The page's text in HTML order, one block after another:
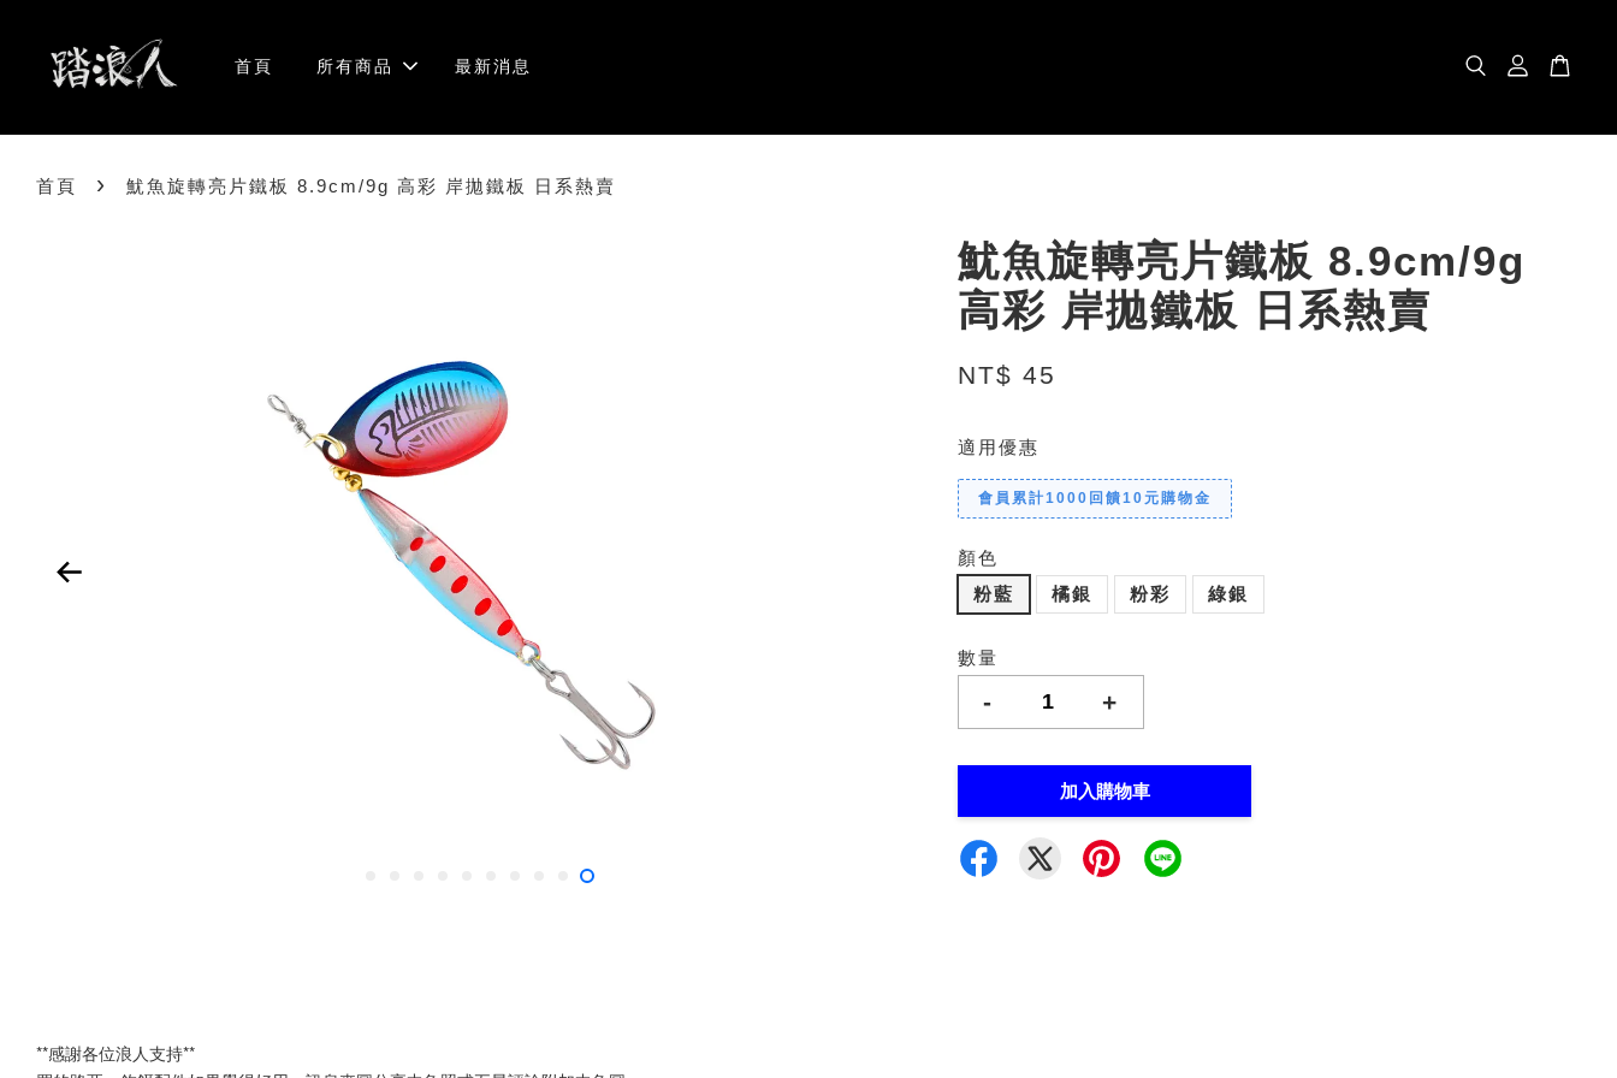
首頁 所有商品 最新消息
首頁 › 魷魚旋轉亮片鐵板 8.9cm/9g 高彩 岸拋鐵板 日系熱賣
魷魚旋轉亮片鐵板 8.9cm/9g
高彩 岸拋鐵板 日系熱賣
NT$ 45
適用優惠
會員累計1000回饋10元購物金
顏色
粉藍
橘銀 粉彩 綠銀
數量
- +
加入購物車
**感謝各位浪人支持**